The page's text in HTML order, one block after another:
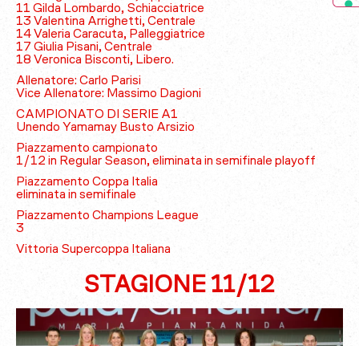
11 Gilda Lombardo, Schiacciatrice
13 Valentina Arrighetti, Centrale
14 Valeria Caracuta, Palleggiatrice
17 Giulia Pisani, Centrale
18 Veronica Bisconti, Libero.
Allenatore: Carlo Parisi
Vice Allenatore: Massimo Dagioni
CAMPIONATO DI SERIE A1
Unendo Yamamay Busto Arsizio
Piazzamento campionato
1/12 in Regular Season, eliminata in semifinale playoff
Piazzamento Coppa Italia
eliminata in semifinale
Piazzamento Champions League
3
Vittoria Supercoppa Italiana
STAGIONE 11/12